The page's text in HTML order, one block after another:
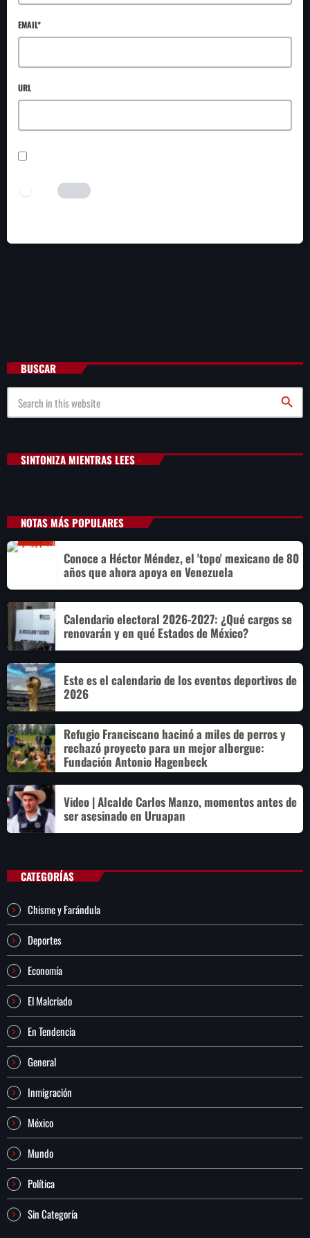
EMAIL*
URL
I AM HUMAN
BUSCAR
search
SINTONIZA MIENTRAS LEES
NOTAS MÁS POPULARES
Conoce a Héctor Méndez, el 'topo' mexicano de 80
años que ahora apoya en Venezuela
Calendario electoral 2026-2027: ¿Qué cargos se
renovarán y en qué Estados de México?
Este es el calendario de los eventos deportivos de
2026
Refugio Franciscano hacinó a miles de perros y
rechazó proyecto para un mejor albergue:
Fundación Antonio Hagenbeck
Video | Alcalde Carlos Manzo, momentos antes de
ser asesinado en Uruapan
CATEGORÍAS
Chisme y Farándula
Deportes
Economía
El Malcriado
En Tendencia
General
Inmigración
México
Mundo
Política
Sin Categoría